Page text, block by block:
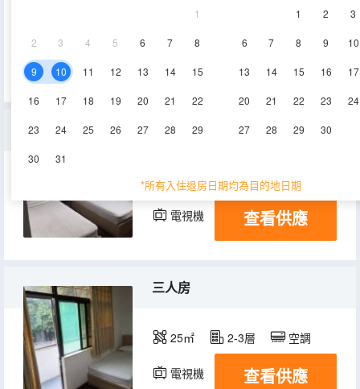
1
2 3 4 5 6 7 8
9 10 11 12 13 14 15
16 17 18 19 20 21 22
23 24 25 26 27 28 29
30 31
1
2 3
6 7 8 9 10
13 14 15 16 17
20 21 22 23 24
27 28 29 30
*所有入住退房日期均為目的地日期
空調
雙人間
20㎡ 2-3層 空調
電視機 查看供應
三人房
25㎡ 2-3層 空調
電視機 查看供應